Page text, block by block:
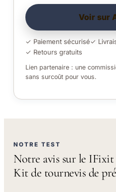
Voir sur
✓ Paiement sécurisé✓
✓ Retours gratuits
Lien partenaire : une
sans surcoût pour vous.
NOTRE TEST
Notre avis sur le
Kit de tournevis de